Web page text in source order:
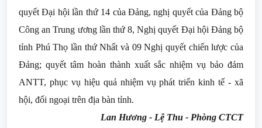
quyết Đại hội lần thứ 14 của Đảng, nghị quyết của Đảng bộ
Công an Trung ương lần thứ 8, Nghị quyết Đại hội Đảng bộ
tỉnh Phú Thọ lần thứ Nhất và 09 Nghị quyết chiến lược của
Đảng; quyết tâm hoàn thành xuất sắc nhiệm vụ bảo đảm
ANTT, phục vụ hiệu quả nhiệm vụ phát triển kinh tế - xã
hội, đối ngoại trên địa bàn tỉnh.
Lan Hương - Lệ Thu - Phòng CTCT